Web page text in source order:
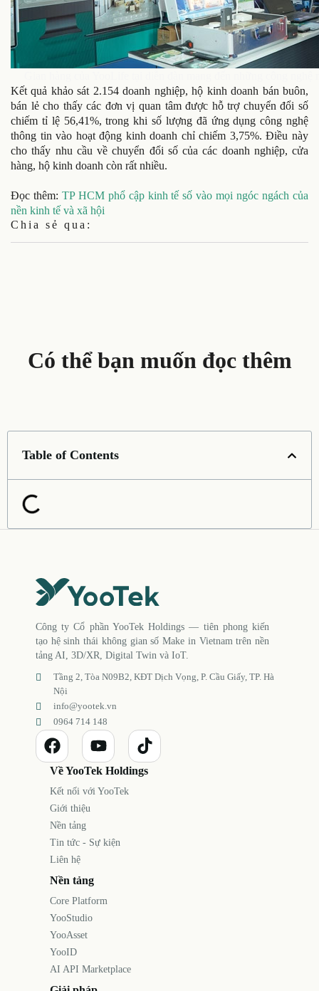
Kết quả khảo sát 2.154 doanh nghiệp, hộ kinh doanh bán buôn,
bán lẻ cho thấy các đơn vị quan tâm được hỗ trợ chuyển đổi số
chiếm tỉ lệ 56,41%, trong khi số lượng đã ứng dụng công nghệ
thông tin vào hoạt động kinh doanh chỉ chiếm 3,75%. Điều này
cho thấy nhu cầu về chuyển đổi số của các doanh nghiệp, cửa
hàng, hộ kinh doanh còn rất nhiều.
Đọc thêm: TP HCM phổ cập kinh tế số vào mọi ngóc ngách của
nền kinh tế và xã hội
Chia sẻ qua:
Có thể bạn muốn đọc thêm
Table of Contents
Công ty Cổ phần YooTek Holdings — tiên phong kiến
tạo hệ sinh thái không gian số Make in Vietnam trên nền
tảng AI, 3D/XR, Digital Twin và IoT.
Tầng 2, Tòa N09B2, KĐT Dịch Vọng, P. Cầu Giấy, TP. Hà
Nội
info@yootek.vn
0964 714 148
Về YooTek Holdings
Kết nối với YooTek
Giới thiệu
Nền tảng
Tin tức - Sự kiện
Liên hệ
Nền tảng
Core Platform
YooStudio
YooAsset
YooID
AI API Marketplace